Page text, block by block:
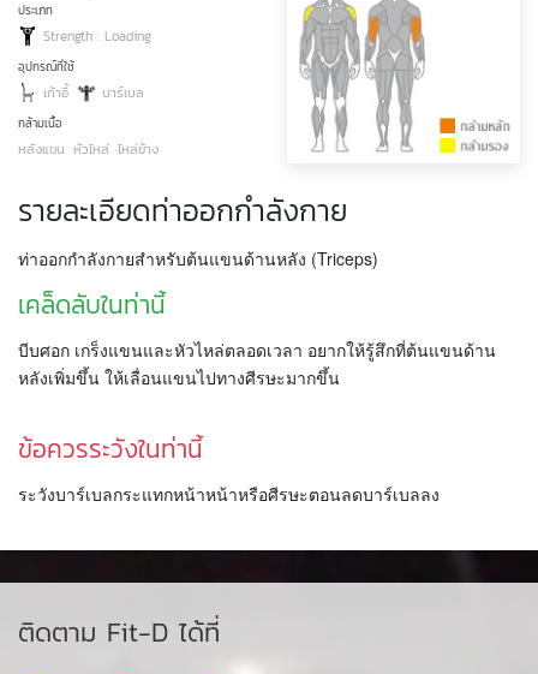
ประเภท
Strength : Loading
อุปกรณ์ที่ใช้
เก้าอี้ บาร์เบล
กล้ามเนื้อ
หลังแขน หัวไหล่ ไหล่ข้าง
รายละเอียดท่าออกกำลังกาย
ท่าออกกำลังกายสำหรับต้นแขนด้านหลัง (Triceps)
เคล็ดลับในท่านี้
บีบศอก เกร็งแขนและหัวไหล่ตลอดเวลา อยากให้รู้สึกที่ต้นแขนด้าน
หลังเพิ่มขึ้น ให้เลื่อนแขนไปทางศีรษะมากขึ้น
ข้อควรระวังในท่านี้
ระวังบาร์เบลกระแทกหน้าหน้าหรือศีรษะตอนลดบาร์เบลลง
ติดตาม Fit-D ได้ที่